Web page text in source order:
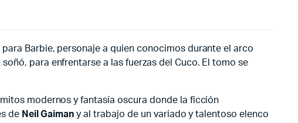
Barbie, personaje a quien conocimos durante el arco
para enfrentarse a las fuerzas del Cuco. El tomo se
modernos y fantasía oscura donde la ficción
de Neil Gaimany al trabajo de un variado y talentoso elenco